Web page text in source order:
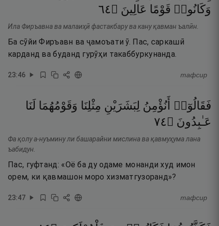
وَكَانُوا۟ قَوْمًا عَالِينَ ۝٤٦
Ила Фиръавна ва малаиҳӣ фастакбару ва кану қавман ъалӣн.
Ба сӯйи Фиръавн ва ҷамоъати ӯ. Пас, саркашӣ
карданд ва буданд гурӯҳи такаббуркунанда.
23:46 тафсир
فَقَالُوٓا۟ أَنُؤْمِنُ لِبَشَرَيْنِ مِثْلِنَا وَقَوْمُهُمَا لَنَا
عَـٰبِدُونَ ۝٤٧
Фа қолу а-нуъмину ли башарайни мислина ва қавмуҳума лана
ъабидун.
Пас, гуфтанд: «Оё ба ду одаме монанди худ имон
орем, ки қавмашон моро хизматгузоранд»?
23:47 тафсир